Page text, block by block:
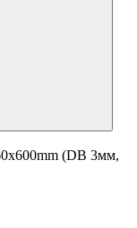
(DB 3мм,